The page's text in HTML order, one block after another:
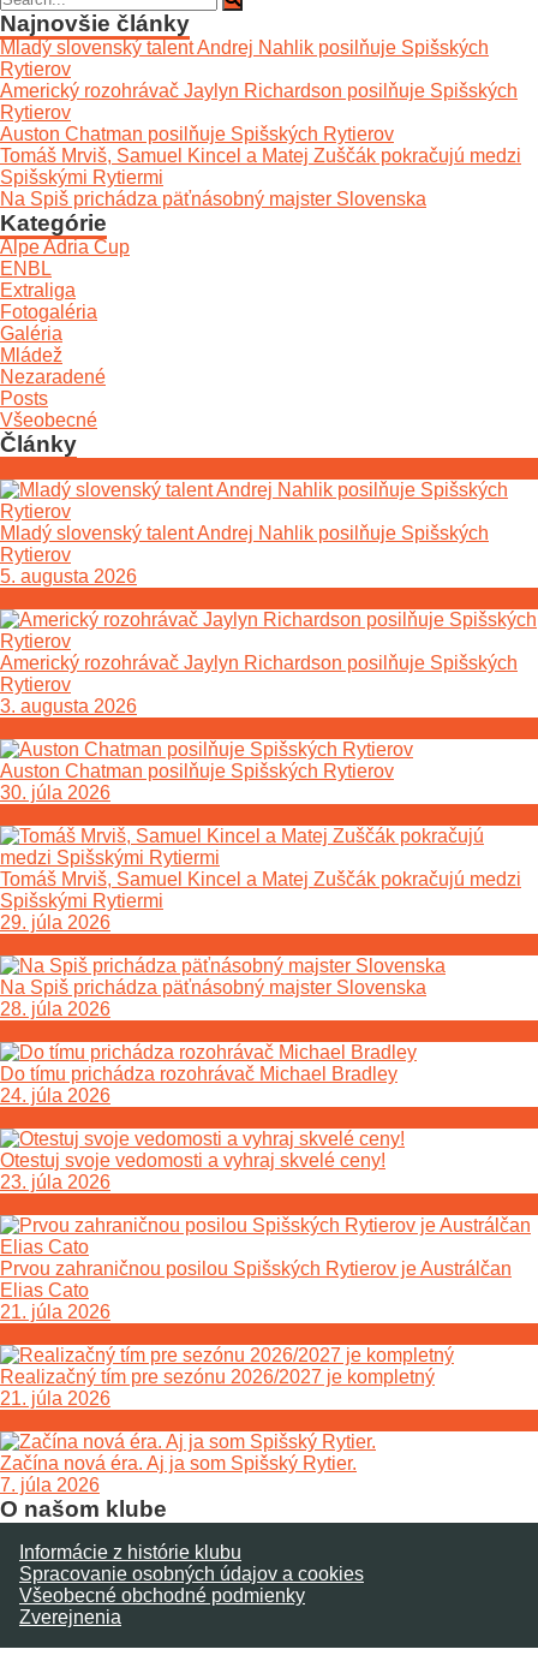
Najnovšie články
Mladý slovenský talent Andrej Nahlik posilňuje Spišských
Rytierov
Americký rozohrávač Jaylyn Richardson posilňuje Spišských
Rytierov
Auston Chatman posilňuje Spišských Rytierov
Tomáš Mrviš, Samuel Kincel a Matej Zuščák pokračujú medzi
Spišskými Rytiermi
Na Spiš prichádza päťnásobný majster Slovenska
Kategórie
Alpe Adria Cup
ENBL
Extraliga
Fotogaléria
Galéria
Mládež
Nezaradené
Posts
Všeobecné
Články
Mladý slovenský talent Andrej Nahlik posilňuje Spišských
Rytierov
5. augusta 2026
Americký rozohrávač Jaylyn Richardson posilňuje Spišských
Rytierov
3. augusta 2026
Auston Chatman posilňuje Spišských Rytierov
30. júla 2026
Tomáš Mrviš, Samuel Kincel a Matej Zuščák pokračujú medzi
Spišskými Rytiermi
29. júla 2026
Na Spiš prichádza päťnásobný majster Slovenska
28. júla 2026
Do tímu prichádza rozohrávač Michael Bradley
24. júla 2026
Otestuj svoje vedomosti a vyhraj skvelé ceny!
23. júla 2026
Prvou zahraničnou posilou Spišských Rytierov je Austrálčan
Elias Cato
21. júla 2026
Realizačný tím pre sezónu 2026/2027 je kompletný
21. júla 2026
Začína nová éra. Aj ja som Spišský Rytier.
7. júla 2026
O našom klube
Informácie z histórie klubu
Spracovanie osobných údajov a cookies
Všeobecné obchodné podmienky
Zverejnenia